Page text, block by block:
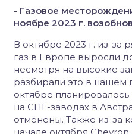
- Газовое
ноябре 2023 г.
В октябре 2023 г. из-за
газ в Европе выросли
несмотря на высокие
разбирали это в
октябре планировалось
на СПГ-заводах в
отменены. Также из-за